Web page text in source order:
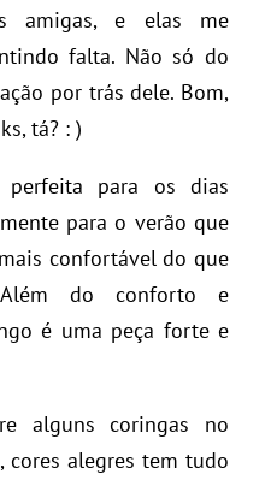
amigas, e elas me
falta. Não só do
por trás dele. Bom,
tá? : )
para os dias
para o verão que
confortável do que
do conforto e
é uma peça forte e
alguns coringas no
cores alegres tem tudo